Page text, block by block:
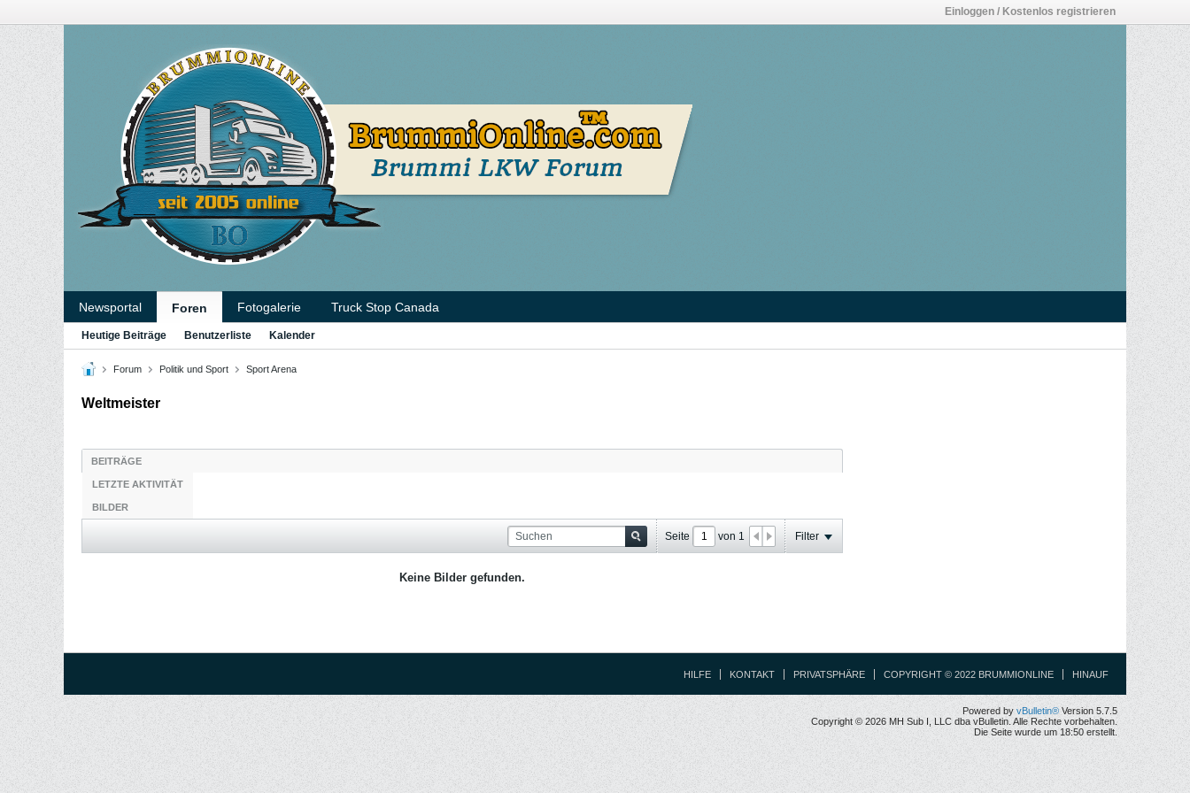
Einloggen / Kostenlos registrieren
Newsportal Foren Fotogalerie Truck Stop Canada
Heutige Beiträge Benutzerliste Kalender
Forum Politik und Sport Sport Arena
Weltmeister
BEITRÄGE
LETZTE AKTIVITÄT
BILDER
Seite von 1 Filter
Keine Bilder gefunden.
HILFE KONTAKT PRIVATSPHÄRE COPYRIGHT © 2022 BRUMMIONLINE HINAUF
Powered by vBulletin® Version 5.7.5
Copyright © 2026 MH Sub I, LLC dba vBulletin. Alle Rechte vorbehalten.
Die Seite wurde um 18:50 erstellt.